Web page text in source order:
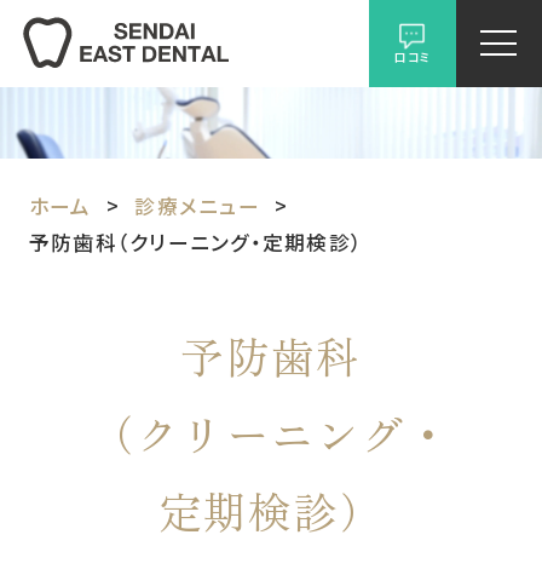
口コミ
ホーム
診療メニュー
予防歯科（クリーニング・定期検診）
予防歯科
（クリーニング・
定期検診）